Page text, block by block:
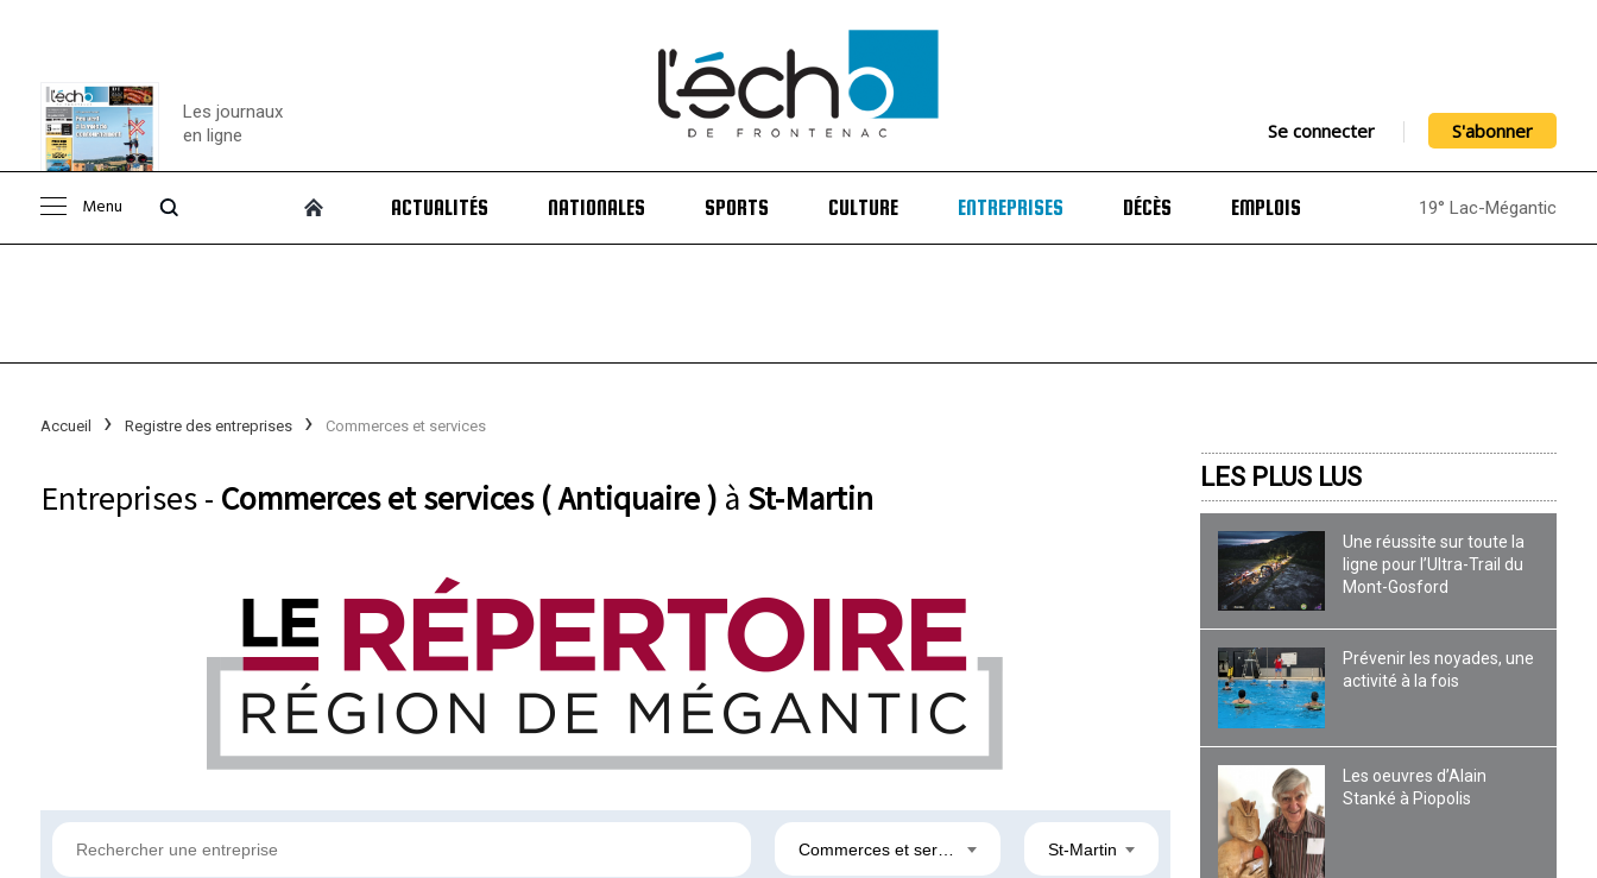
Consulter le
Les journaux
en ligne
Se connecter S'abonner
Menu ACTUALITÉS NATIONALES SPORTS CULTURE ENTREPRISES DÉCÈS EMPLOIS 19° Lac-Mégantic
Accueil Registre des entreprises Commerces et services
Entreprises - Commerces et services ( Antiquaire ) à St-Martin
St-Martin
LES PLUS LUS
Une réussite sur toute la
ligne pour l’Ultra-Trail du
Mont-Gosford
Prévenir les noyades, une
activité à la fois
Les oeuvres d’Alain
Stanké à Piopolis